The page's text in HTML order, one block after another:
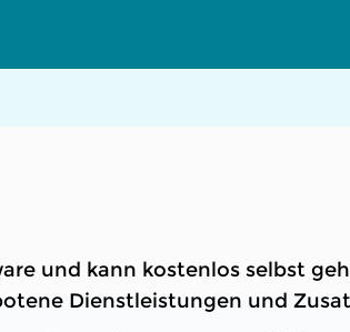
und kann kostenlos selbst
Dienstleistungen und